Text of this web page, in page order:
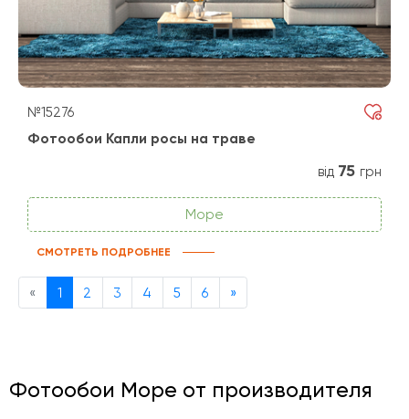
№15276
Фотообои Капли росы на траве
від 75 грн
Море
СМОТРЕТЬ ПОДРОБНЕЕ
« Previous
1 2 3 4 5 6 »Next
Фотообои Море от производителя